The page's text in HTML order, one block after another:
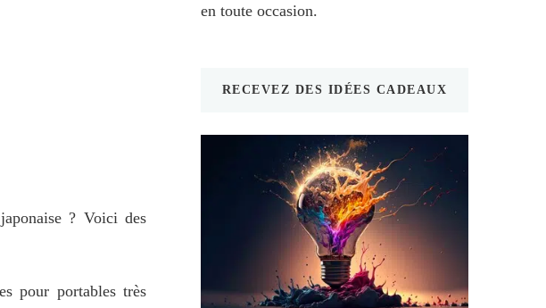
? Voici des
pour portables très
en toute occasion.
RECEVEZ DES IDÉES CADEAUX